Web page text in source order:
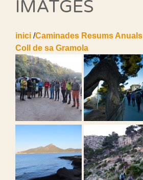
IMATGES
inici /Caminades Resums Anuals
Coll de sa Gramola